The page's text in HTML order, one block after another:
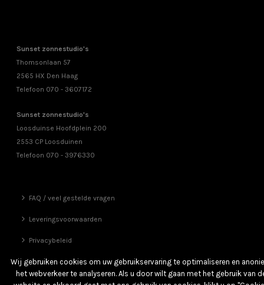
Sunset zonnestudio's
Thomsonlaan 57
2565 HX Den Haag
Telefoon 070 - 3607172
Sunset zonnestudio's
Loosduinse Hoofdplein 200
2553 CP Loosduinen
Telefoon 070 - 3976330
FAQ / veel gestelde vragen
Leveringsvoorwaarden
Privacybeleid
Vrienden
Wij gebruiken cookies om uw gebruikservaring te optimaliseren en
het webverkeer te analyseren. Als u door wilt gaan met het gebruik van